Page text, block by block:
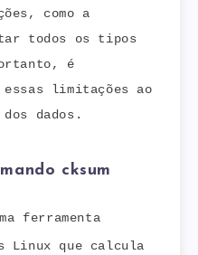
como a
todos os tipos
é
limitações ao
dados.
cksum
ferramenta
Linux que calcula